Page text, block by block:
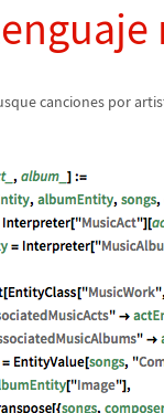
canciones por